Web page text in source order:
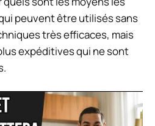
peuvent être utilisés sans
très efficaces, mais
expéditives qui ne sont